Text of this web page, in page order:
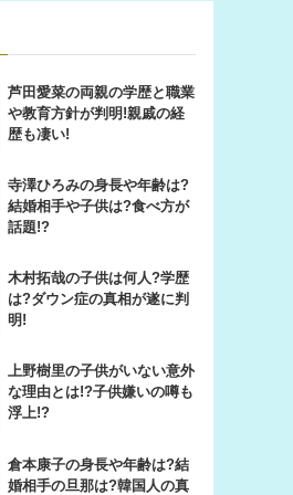
芦田愛菜の両親の学歴と職業
や教育方針が判明!親戚の経
歴も凄い!
寺澤ひろみの身長や年齢は?
結婚相手や子供は?食べ方が
話題!?
木村拓哉の子供は何人?学歴
は?ダウン症の真相が遂に判
明!
上野樹里の子供がいない意外
な理由とは!?子供嫌いの噂も
浮上!?
倉本康子の身長や年齢は?結
婚相手の旦那は?韓国人の真